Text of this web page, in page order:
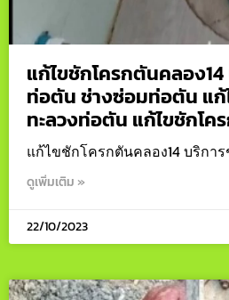
แก้ไขชักโครกตันคลอง
ท่อตัน ช่างซ่อมท่อตัน แ
ทะลวงท่อตัน แก้ไขชักโค
แก้ไขชักโครกตันคลอง14 บริกา
ดูเพิ่มเติม »
22/10/2023